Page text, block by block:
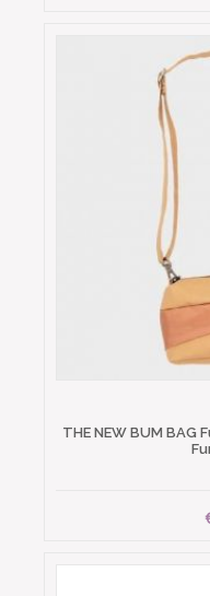
THE NEW BUM BAG